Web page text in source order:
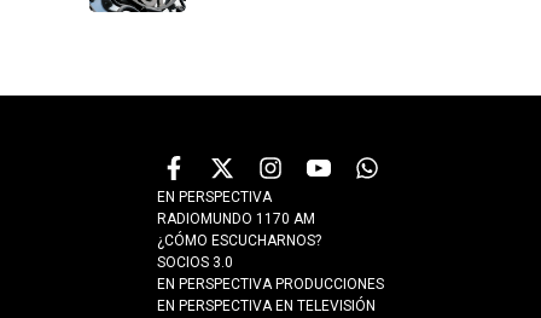
EN PERSPECTIVA
RADIOMUNDO 1170 AM
¿CÓMO ESCUCHARNOS?
SOCIOS 3.0
EN PERSPECTIVA PRODUCCIONES
EN PERSPECTIVA EN TELEVISIÓN